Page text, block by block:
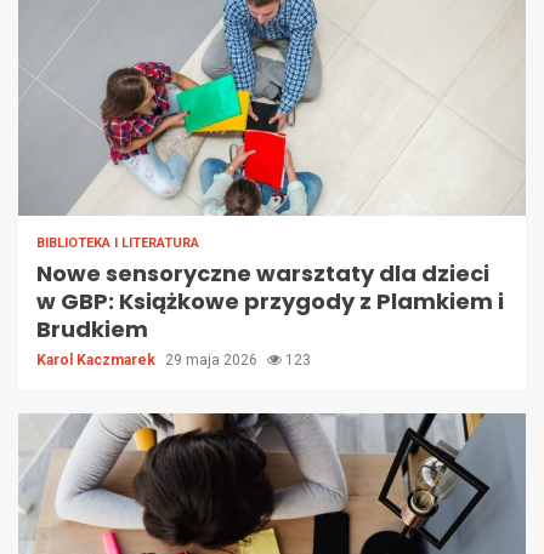
BIBLIOTEKA I LITERATURA
Nowe sensoryczne warsztaty dla dzieci
w GBP: Książkowe przygody z Plamkiem i
Brudkiem
Karol Kaczmarek 29 maja 2026 123